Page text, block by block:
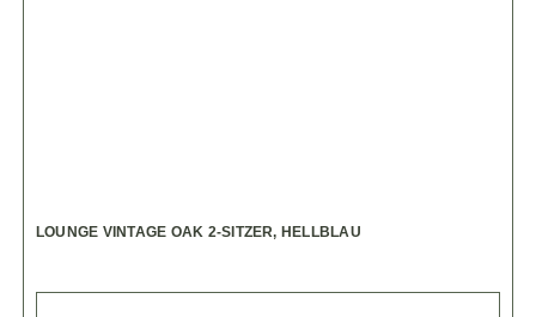
LOUNGE VINTAGE OAK 2-SITZER, HELLBLAU